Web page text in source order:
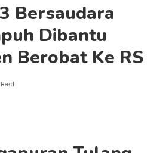
Bersaudara
Dibantu
Berobat Ke RS